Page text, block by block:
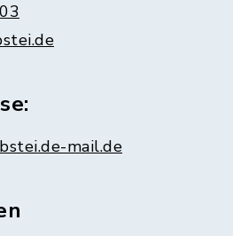
mail.de